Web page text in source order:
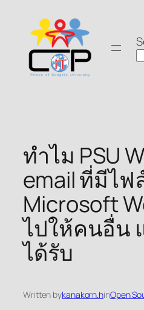
content
ทำไม PSU
email ที่มีไ
Microsoft
ไปให้คนอื่น
ได้รับ
Written bykanakorn.hinOpen